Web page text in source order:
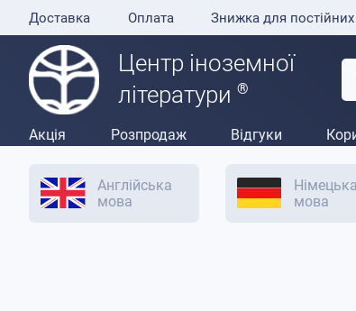
Доставка Оплата Знижка для постійних
Центр іноземної
літератури ®
Акція Розпродаж Відгуки
Англійська
мова
Німецька
мова